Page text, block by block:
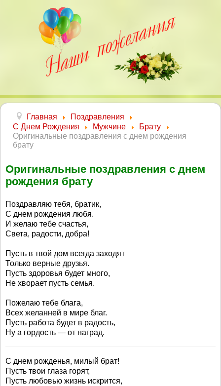
Главная
Поздравления
С Днем Рождения
Мужчине
Брату
Оригинальные поздравления с днем рождения
брату
Оригинальные поздравления с днем
рождения брату
Поздравляю тебя, братик,
С днем рождения любя.
И желаю тебе счастья,
Света, радости, добра!
Пусть в твой дом всегда заходят
Только верные друзья.
Пусть здоровья будет много,
Не хворает пусть семья.
Пожелаю тебе блага,
Всех желанней в мире благ.
Пусть работа будет в радость,
Ну а гордость — от наград.
С днем рожденья, милый брат!
Пусть твои глаза горят,
Пусть любовью жизнь искрится,